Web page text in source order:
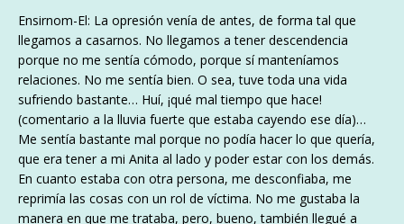
Ensirnom-El: La opresión venía de antes, de forma tal que
llegamos a casarnos. No llegamos a tener descendencia
porque no me sentía cómodo, porque sí manteníamos
relaciones. No me sentía bien. O sea, tuve toda una vida
sufriendo bastante… Huí, ¡qué mal tiempo que hace!
(comentario a la lluvia fuerte que estaba cayendo ese día)…
Me sentía bastante mal porque no podía hacer lo que quería,
que era tener a mi Anita al lado y poder estar con los demás.
En cuanto estaba con otra persona, me desconfiaba, me
reprimía las cosas con un rol de víctima. No me gustaba la
manera en que me trataba, pero, bueno, también llegué a